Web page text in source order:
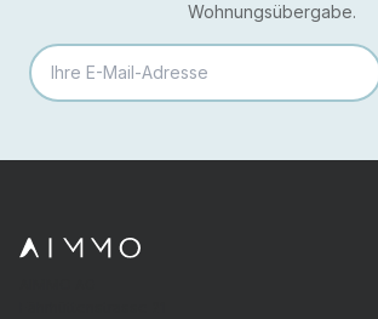
Wohnungsübergabe.